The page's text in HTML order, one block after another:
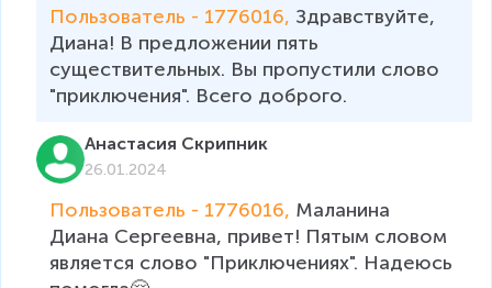
Пользователь - 1776016, Здравствуйте,
Диана! В предложении пять
существительных. Вы пропустили слово
"приключения". Всего доброго.
Анастасия Скрипник
26.01.2024
Пользователь - 1776016, Маланина
Диана Сергеевна, привет! Пятым словом
является слово "Приключениях". Надеюсь